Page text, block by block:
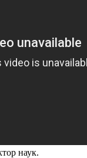
наук.